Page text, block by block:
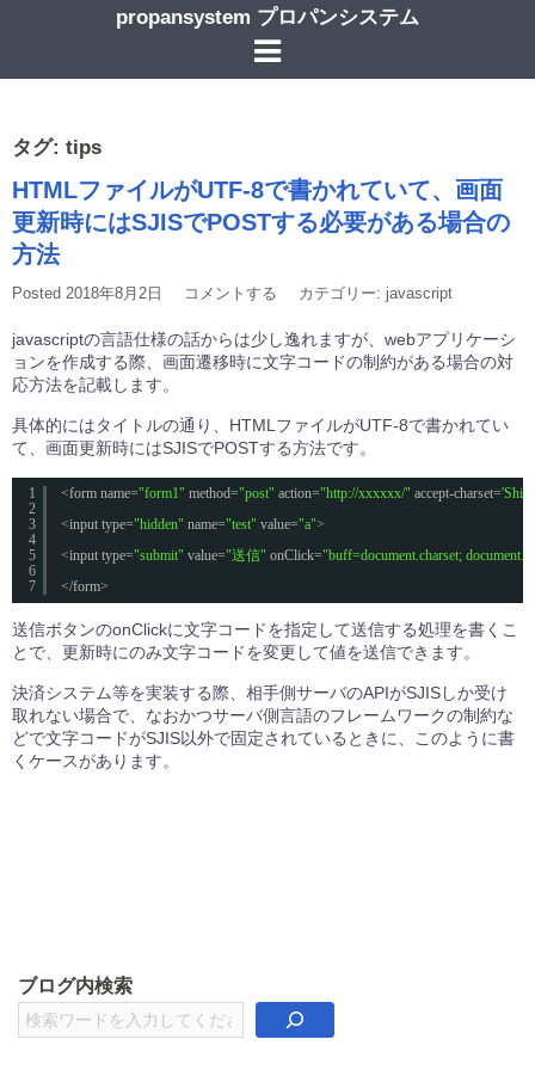
ン
ス
プ
propansystem プロパンシステム
タグ: tips
HTMLファイルがUTF-8で書かれていて、画面
更新時にはSJISでPOSTする必要がある場合の
方法
Posted 2018年8月2日 コメントする カテゴリー: javascript
javascriptの言語仕様の話からは少し逸れますが、webアプリケーシ
ョンを作成する際、画面遷移時に文字コードの制約がある場合の対
応方法を記載します。
具体的にはタイトルの通り、HTMLファイルがUTF-8で書かれてい
て、画面更新時にはSJISでPOSTする方法です。
1
2
3
4
5
6
7
<form name="form1" method="post" action="http://xxxxxx/" accept-charset=
<input type="hidden" name="test" value="a">
<input type="submit" value="送信" onClick="buff=document.charset;
</form>
送信ボタンのonClickに文字コードを指定して送信する処理を書くこ
とで、更新時にのみ文字コードを変更して値を送信できます。
決済システム等を実装する際、相手側サーバのAPIがSJISしか受け
取れない場合で、なおかつサーバ側言語のフレームワークの制約な
どで文字コードがSJIS以外で固定されているときに、このように書
くケースがあります。
ブログ内検索
検
索